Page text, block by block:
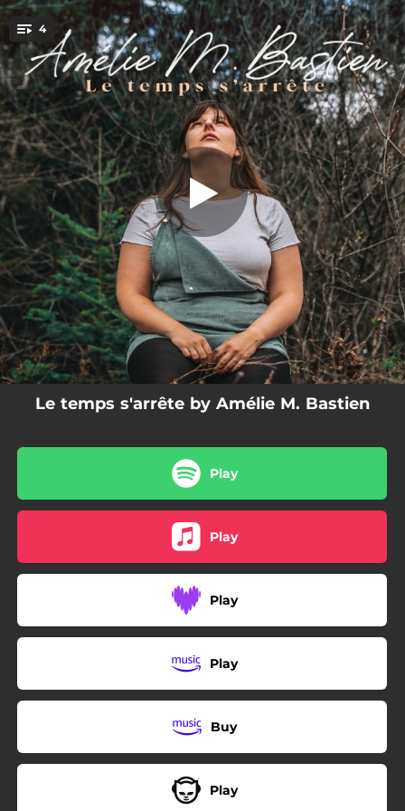
You're all set!
4 Le temps s'arrête
Le temps s'arrête
02:18
Trouver l'étincelle
03:08
Là où la tempête
02:53
Attends-moi
02:08
Le temps s'arrête by Amélie M. Bastien
Play
Play
Play
Play
Buy
Play
.